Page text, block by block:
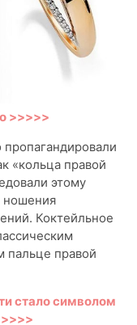
>>>>>
«кольца правой
этому
ношения
Коктейльное
пальце правой
стало символом